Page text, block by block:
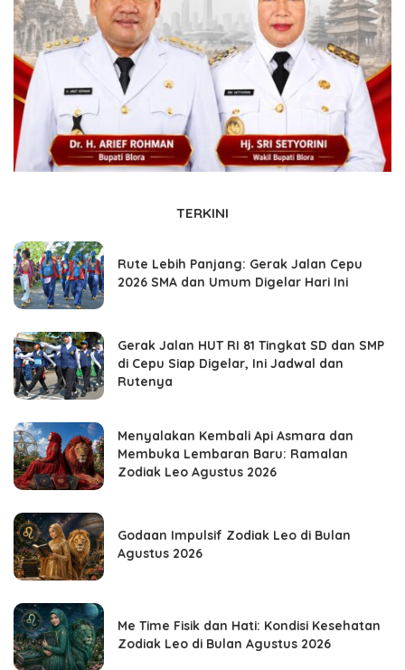
TERKINI
Rute Lebih Panjang: Gerak Jalan Cepu
2026 SMA dan Umum Digelar Hari Ini
Gerak Jalan HUT RI 81 Tingkat SD dan SMP
di Cepu Siap Digelar, Ini Jadwal dan
Rutenya
Menyalakan Kembali Api Asmara dan
Membuka Lembaran Baru: Ramalan
Zodiak Leo Agustus 2026
Godaan Impulsif Zodiak Leo di Bulan
Agustus 2026
Me Time Fisik dan Hati: Kondisi Kesehatan
Zodiak Leo di Bulan Agustus 2026